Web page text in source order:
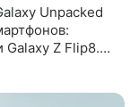
Unpacked
Galaxy Z Flip8.